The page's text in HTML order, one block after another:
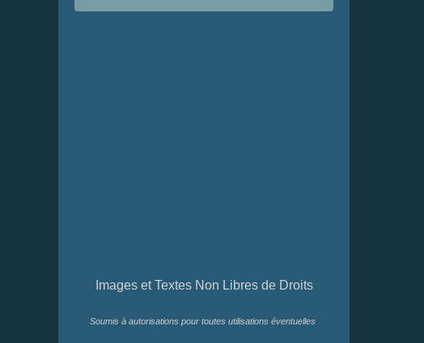
Images et Textes Non Libres de Droits
Soumis à autorisations pour toutes utilisations éventuelles